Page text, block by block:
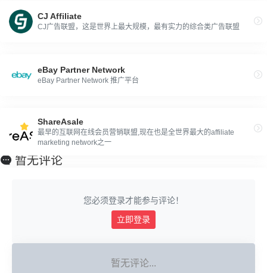
CJ Affiliate
CJ广告联盟，这是世界上最大规模，最有实力的综合类广告联盟
eBay Partner Network
eBay Partner Network 推广平台
ShareAsale
最早的互联网在线会员营销联盟,现在也是全世界最大的affiliate
marketing network之一
暂无评论
您必须登录才能参与评论！
立即登录
暂无评论...